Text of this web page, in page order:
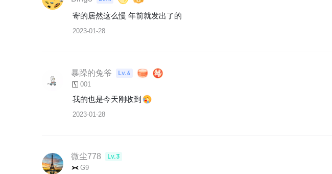
寄的居然这么慢 年前就发出了的
2023-01-28
暴躁的兔爷 Lv.4
001
我的也是今天刚收到
2023-01-28
微尘778 Lv.3
G9